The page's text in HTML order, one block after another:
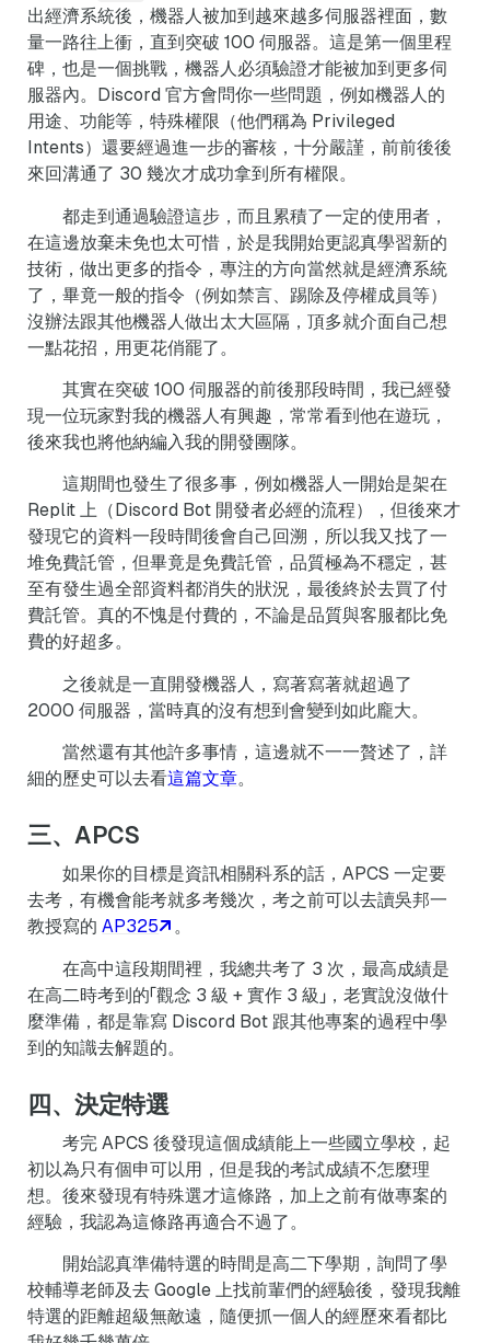
出經濟系統後，機器人被加到越來越多伺服器裡面，數
量一路往上衝，直到突破 100 伺服器。這是第一個里程
碑，也是一個挑戰，機器人必須驗證才能被加到更多伺
服器內。Discord 官方會問你一些問題，例如機器人的
用途、功能等，特殊權限（他們稱為 Privileged
Intents）還要經過進一步的審核，十分嚴謹，前前後後
來回溝通了 30 幾次才成功拿到所有權限。
都走到通過驗證這步，而且累積了一定的使用者，
在這邊放棄未免也太可惜，於是我開始更認真學習新的
技術，做出更多的指令，專注的方向當然就是經濟系統
了，畢竟一般的指令（例如禁言、踢除及停權成員等）
沒辦法跟其他機器人做出太大區隔，頂多就介面自己想
一點花招，用更花俏罷了。
其實在突破 100 伺服器的前後那段時間，我已經發
現一位玩家對我的機器人有興趣，常常看到他在遊玩，
後來我也將他納編入我的開發團隊。
這期間也發生了很多事，例如機器人一開始是架在
Replit 上（Discord Bot 開發者必經的流程），但後來才
發現它的資料一段時間後會自己回溯，所以我又找了一
堆免費託管，但畢竟是免費託管，品質極為不穩定，甚
至有發生過全部資料都消失的狀況，最後終於去買了付
費託管。真的不愧是付費的，不論是品質與客服都比免
費的好超多。
之後就是一直開發機器人，寫著寫著就超過了
2000 伺服器，當時真的沒有想到會變到如此龐大。
當然還有其他許多事情，這邊就不一一贅述了，詳
細的歷史可以去看這篇文章。
三、APCS
如果你的目標是資訊相關科系的話，APCS 一定要
去考，有機會能考就多考幾次，考之前可以去讀吳邦一
教授寫的AP325 。
在高中這段期間裡，我總共考了 3 次，最高成績是
在高二時考到的「觀念 3 級 + 實作 3 級」，老實說沒做什
麼準備，都是靠寫 Discord Bot 跟其他專案的過程中學
到的知識去解題的。
四、決定特選
考完 APCS 後發現這個成績能上一些國立學校，起
初以為只有個申可以用，但是我的考試成績不怎麼理
想。後來發現有特殊選才這條路，加上之前有做專案的
經驗，我認為這條路再適合不過了。
開始認真準備特選的時間是高二下學期，詢問了學
校輔導老師及去 Google 上找前輩們的經驗後，發現我離
特選的距離超級無敵遠，隨便抓一個人的經歷來看都比